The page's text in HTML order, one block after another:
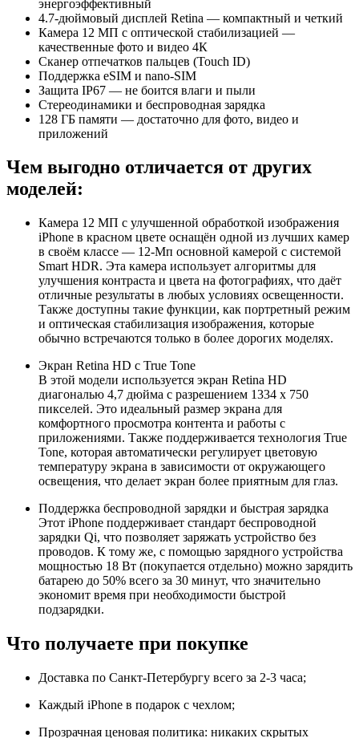
энергоэффективный
4.7-дюймовый дисплей Retina — компактный и четкий
Камера 12 МП с оптической стабилизацией —
качественные фото и видео 4К
Сканер отпечатков пальцев (Touch ID)
Поддержка eSIM и nano-SIM
Защита IP67 — не боится влаги и пыли
Стереодинамики и беспроводная зарядка
128 ГБ памяти — достаточно для фото, видео и
приложений
Чем выгодно отличается от других
моделей:
Камера 12 МП с улучшенной обработкой изображения
iPhone в красном цвете оснащён одной из лучших камер
в своём классе — 12-Мп основной камерой с системой
Smart HDR. Эта камера использует алгоритмы для
улучшения контраста и цвета на фотографиях, что даёт
отличные результаты в любых условиях освещенности.
Также доступны такие функции, как портретный режим
и оптическая стабилизация изображения, которые
обычно встречаются только в более дорогих моделях.
Экран Retina HD с True Tone
В этой модели используется экран Retina HD
диагональю 4,7 дюйма с разрешением 1334 x 750
пикселей. Это идеальный размер экрана для
комфортного просмотра контента и работы с
приложениями. Также поддерживается технология True
Tone, которая автоматически регулирует цветовую
температуру экрана в зависимости от окружающего
освещения, что делает экран более приятным для глаз.
Поддержка беспроводной зарядки и быстрая зарядка
Этот iPhone поддерживает стандарт беспроводной
зарядки Qi, что позволяет заряжать устройство без
проводов. К тому же, с помощью зарядного устройства
мощностью 18 Вт (покупается отдельно) можно зарядить
батарею до 50% всего за 30 минут, что значительно
экономит время при необходимости быстрой
подзарядки.
Что получаете при покупке
Доставка по Санкт-Петербургу всего за 2-3 часа;
Каждый iPhone в подарок с чехлом;
Прозрачная ценовая политика: никаких скрытых